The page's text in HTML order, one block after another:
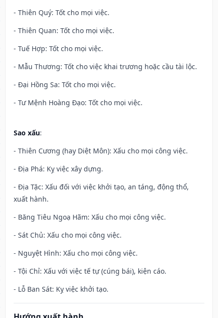
- Thiên Quý: Tốt cho mọi việc.
- Thiên Quan: Tốt cho mọi việc.
- Tuế Hợp: Tốt cho mọi việc.
- Mẫu Thương: Tốt cho việc khai trương hoặc cầu tài lộc.
- Đại Hồng Sa: Tốt cho mọi việc.
- Tư Mệnh Hoàng Đạo: Tốt cho mọi việc.
Sao xấu:
- Thiên Cương (hay Diệt Môn): Xấu cho mọi công việc.
- Địa Phá: Kỵ việc xây dựng.
- Địa Tặc: Xấu đối với việc khởi tạo, an táng, động thổ,
xuất hành.
- Băng Tiêu Ngoạ Hãm: Xấu cho mọi công việc.
- Sát Chủ: Xấu cho mọi công việc.
- Nguyệt Hình: Xấu cho mọi công việc.
- Tội Chỉ: Xấu với việc tế tự (cúng bái), kiện cáo.
- Lỗ Ban Sát: Kỵ việc khởi tạo.